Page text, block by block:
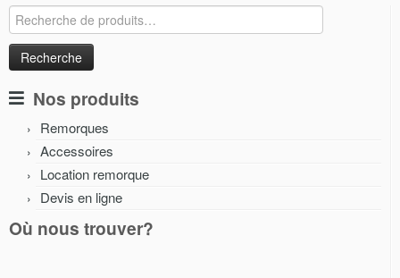
Recherche
pour :
Nos produits
Remorques
Accessoires
Location remorque
Devis en ligne
Où nous trouver?